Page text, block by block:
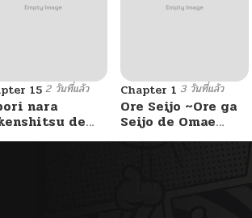
04/02/2025
04/02/2025
15 2 วันที่แล้ว
nara
de
Chapter 1 3 วันที่แล้ว
Ore Seijo ~Ore ga
Seijo de Omae
Akuyaku Reijou